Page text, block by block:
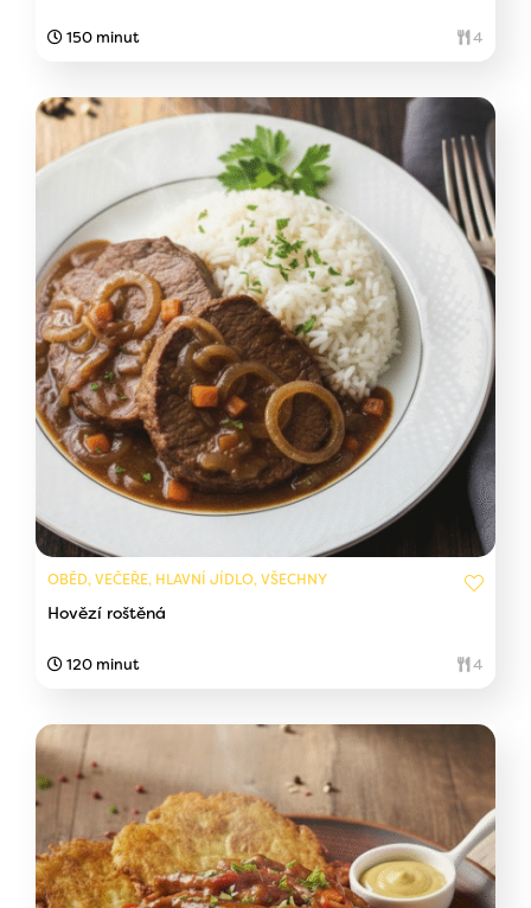
150 minut 4
OBĚD, VEČEŘE, HLAVNÍ JÍDLO, VŠECHNY
Hovězí roštěná
120 minut 4